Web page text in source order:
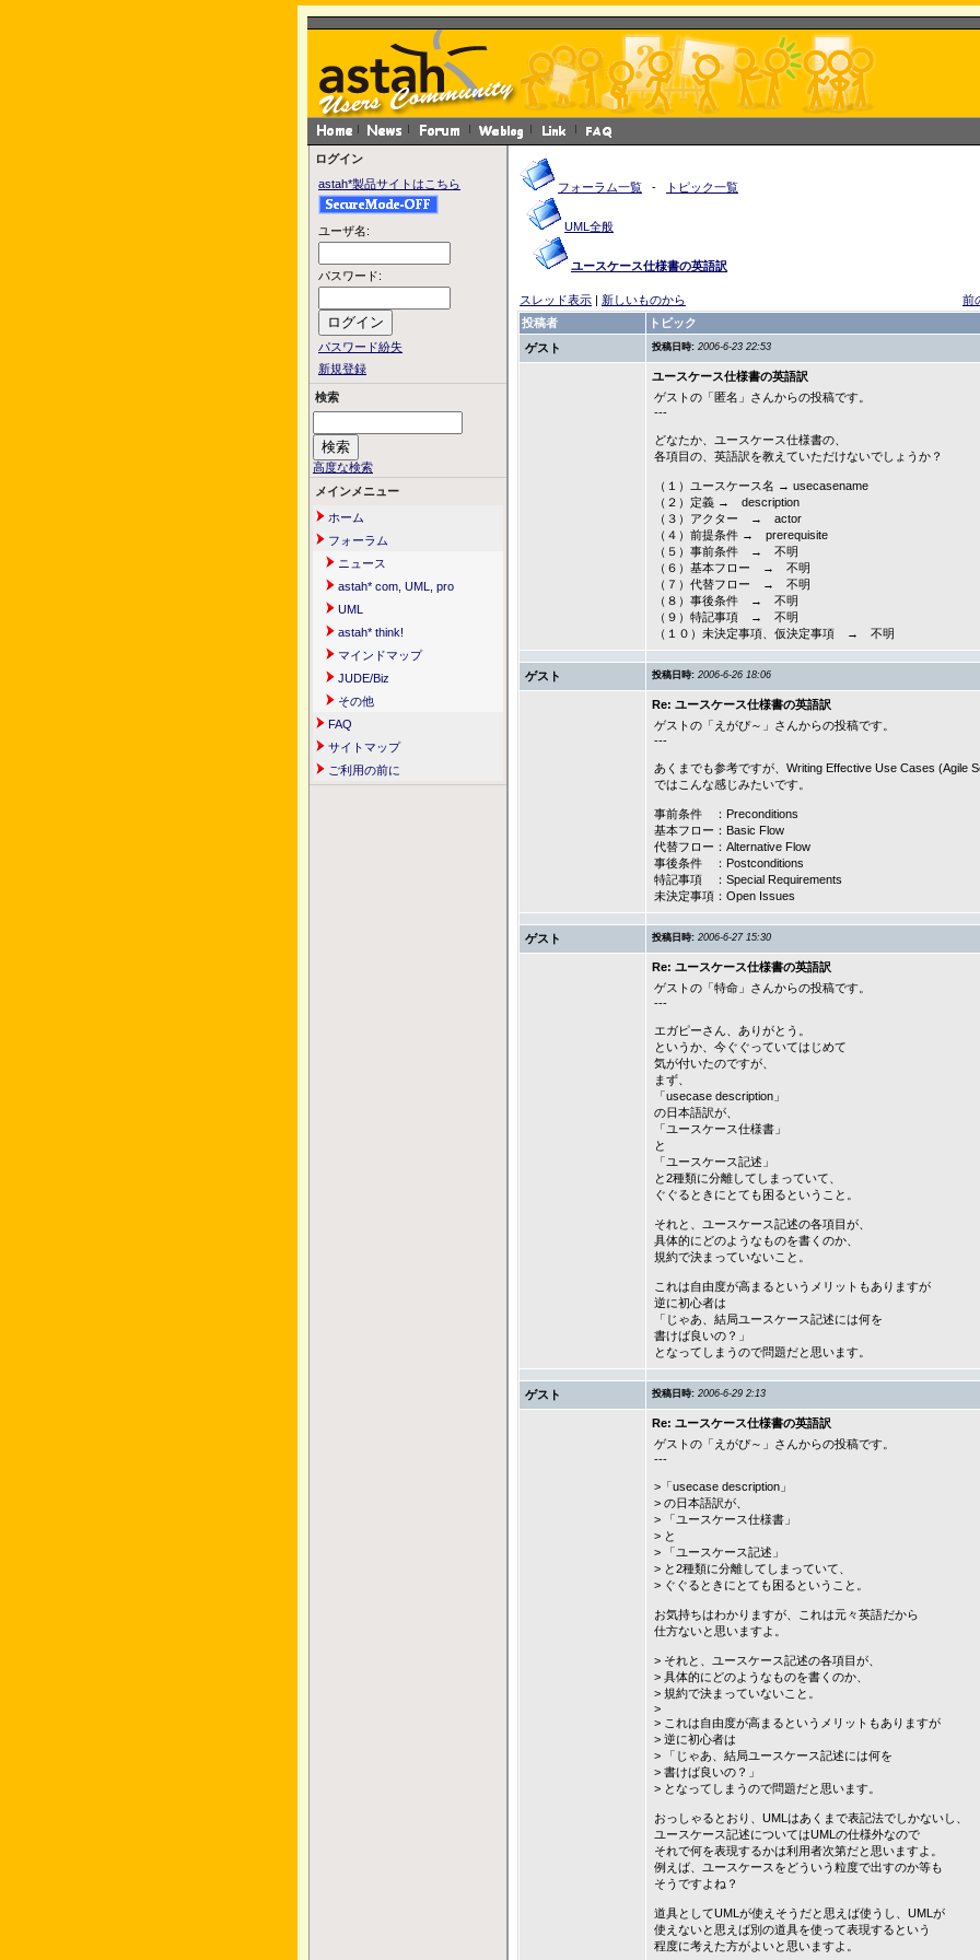
ログイン
astah*製品サイトはこちら
ユーザ名:
パスワード:
パスワード紛失
新規登録
検索
高度な検索
メインメニュー
ホーム
フォーラム
ニュース
astah* com, UML, pro
UML
astah* think!
マインドマップ
JUDE/Biz
その他
FAQ
サイトマップ
ご利用の前に
フォーラム一覧 - トピック一覧
UML全般
ユースケース仕様書の英語訳
スレッド表示 | 新しいものから 前
投稿者
トピック
ゲスト
投稿日時: 2006-6-23 22:53
ユースケース仕様書の英語訳
ゲストの「匿名」さんからの投稿です。
---
どなたか、ユースケース仕様書の、
各項目の、英語訳を教えていただけないでしょうか？
（１）ユースケース名 → usecasename
（２）定義 → description
（３）アクター → actor
（４）前提条件 → prerequisite
（５）事前条件 → 不明
（６）基本フロー → 不明
（７）代替フロー → 不明
（８）事後条件 → 不明
（９）特記事項 → 不明
（１０）未決定事項、仮決定事項 → 不明
ゲスト 投稿日時: 2006-6-26 18:06
Re: ユースケース仕様書の英語訳
ゲストの「えがぴ～」さんからの投稿です。
---
あくまでも参考ですが、Writing Effective Use Cases (Agile
ではこんな感じみたいです。
事前条件 ：Preconditions
基本フロー：Basic Flow
代替フロー：Alternative Flow
事後条件 ：Postconditions
特記事項 ：Special Requirements
未決定事項：Open Issues
ゲスト 投稿日時: 2006-6-27 15:30
Re: ユースケース仕様書の英語訳
ゲストの「特命」さんからの投稿です。
---
エガピーさん、ありがとう。
というか、今ぐぐっていてはじめて
気が付いたのですが、
まず、
「usecase description」
の日本語訳が、
「ユースケース仕様書」
と
「ユースケース記述」
と2種類に分離してしまっていて、
ぐぐるときにとても困るということ。
それと、ユースケース記述の各項目が、
具体的にどのようなものを書くのか、
規約で決まっていないこと。
これは自由度が高まるというメリットもありますが
逆に初心者は
「じゃあ、結局ユースケース記述には何を
書けば良いの？」
となってしまうので問題だと思います。
ゲスト 投稿日時: 2006-6-29 2:13
Re: ユースケース仕様書の英語訳
ゲストの「えがぴ～」さんからの投稿です。
---
>「usecase description」
> の日本語訳が、
> 「ユースケース仕様書」
> と
> 「ユースケース記述」
> と2種類に分離してしまっていて、
> ぐぐるときにとても困るということ。
お気持ちはわかりますが、これは元々英語だから
仕方ないと思いますよ。
> それと、ユースケース記述の各項目が、
> 具体的にどのようなものを書くのか、
> 規約で決まっていないこと。
>
> これは自由度が高まるというメリットもありますが
> 逆に初心者は
> 「じゃあ、結局ユースケース記述には何を
> 書けば良いの？」
> となってしまうので問題だと思います。
おっしゃるとおり、UMLはあくまで表記法でしかないし、
ユースケース記述についてはUMLの仕様外なので
それで何を表現するかは利用者次第だと思いますよ。
例えば、ユースケースをどういう粒度で出すのか等も
そうですよね？
道具としてUMLが使えそうだと思えば使うし、UMLが
使えないと思えば別の道具を使って表現するという
程度に考えた方がよいと思いますよ。